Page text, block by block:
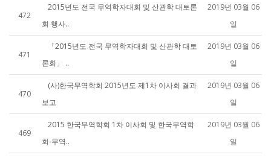
472
2015년도 전국 무역학자대회 및 산관학 대토론
회 행사..
2019년 03월 06
일
471
「2015년도 전국 무역학자대회 및 산관학 대토
론회」 ..
2019년 03월 06
일
470
(사)한국무역학회 2015년도 제1차 이사회 결과
보고
2019년 03월 06
일
469
2015 한국무역학회 1차 이사회 및 한국무역학
회-무역..
2019년 03월 06
일